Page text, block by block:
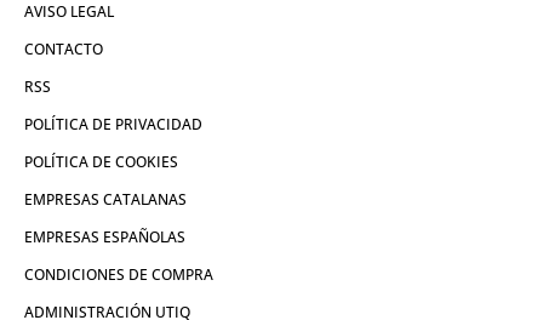
AVISO LEGAL
CONTACTO
RSS
POLÍTICA DE PRIVACIDAD
POLÍTICA DE COOKIES
EMPRESAS CATALANAS
EMPRESAS ESPAÑOLAS
CONDICIONES DE COMPRA
ADMINISTRACIÓN UTIQ